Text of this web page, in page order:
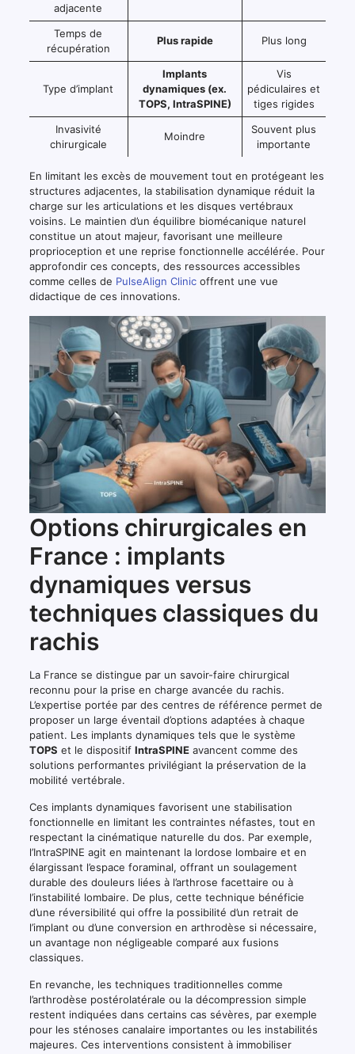
adjacente
Temps de
récupération
Plus rapide Plus long
Type d’implant
Implants
dynamiques (ex.
TOPS, IntraSPINE)
Vis
pédiculaires et
tiges rigides
Invasivité
chirurgicale
Moindre
Souvent plus
importante
En limitant les excès de mouvement tout en protégeant les
structures adjacentes, la stabilisation dynamique réduit la
charge sur les articulations et les disques vertébraux
voisins. Le maintien d’un équilibre biomécanique naturel
constitue un atout majeur, favorisant une meilleure
proprioception et une reprise fonctionnelle accélérée. Pour
approfondir ces concepts, des ressources accessibles
comme celles de PulseAlign Clinicoffrent une vue
didactique de ces innovations.
Options chirurgicales en
France : implants
dynamiques versus
techniques classiques du
rachis
La France se distingue par un savoir-faire chirurgical
reconnu pour la prise en charge avancée du rachis.
L’expertise portée par des centres de référence permet de
proposer un large éventail d’options adaptées à chaque
patient. Les implants dynamiques tels que le système
TOPS et le dispositif IntraSPINEavancent comme des
solutions performantes privilégiant la préservation de la
mobilité vertébrale.
Ces implants dynamiques favorisent une stabilisation
fonctionnelle en limitant les contraintes néfastes, tout en
respectant la cinématique naturelle du dos. Par exemple,
l’IntraSPINE agit en maintenant la lordose lombaire et en
élargissant l’espace foraminal, offrant un soulagement
durable des douleurs liées à l’arthrose facettaire ou à
l’instabilité lombaire. De plus, cette technique bénéficie
d’une réversibilité qui offre la possibilité d’un retrait de
l’implant ou d’une conversion en arthrodèse si nécessaire,
un avantage non négligeable comparé aux fusions
classiques.
En revanche, les techniques traditionnelles comme
l’arthrodèse postérolatérale ou la décompression simple
restent indiquées dans certains cas sévères, par exemple
pour les sténoses canalaire importantes ou les instabilités
majeures. Ces interventions consistent à immobiliser